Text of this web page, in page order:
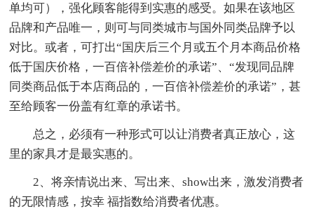
单均可），强化顾客能得到实惠的感受。如果在该地区
品牌和产品唯一，则可与同类城市与国外同类品牌予以
对比。或者，可打出“国庆后三个月或五个月本商品价格
低于国庆价格，一百倍补偿差价的承诺”、“发现同品牌
同类商品低于本店商品的，一百倍补偿差价的承诺”，甚
至给顾客一份盖有红章的承诺书。
总之，必须有一种形式可以让消费者真正放心，这
里的家具才是最实惠的。
2、将亲情说出来、写出来、show出来，激发消费者
的无限情感，按幸 福指数给消费者优惠。